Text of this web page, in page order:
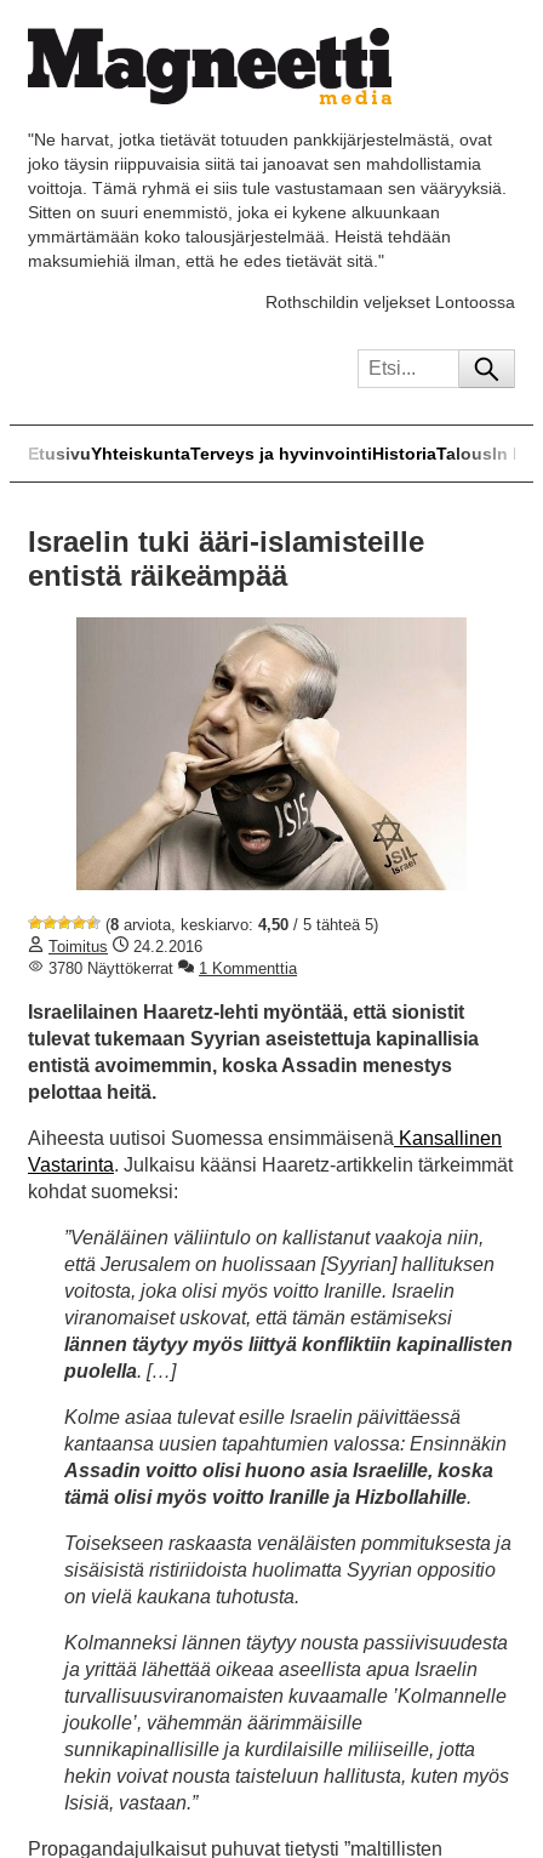
"Ne harvat, jotka tietävät totuuden pankkijärjestelmästä, ovat
joko täysin riippuvaisia siitä tai janoavat sen mahdollistamia
voittoja. Tämä ryhmä ei siis tule vastustamaan sen vääryyksiä.
Sitten on suuri enemmistö, joka ei kykene alkuunkaan
ymmärtämään koko talousjärjestelmää. Heistä tehdään
maksumiehiä ilman, että he edes tietävät sitä."
Rothschildin veljekset Lontoossa
EtusivuYhteiskuntaTerveys ja hyvinvointiHistoriaTalousIn
Israelin tuki ääri-islamisteille
entistä räikeämpää
(8 arviota, keskiarvo: 4,50 / 5 tähteä 5)
Toimitus
24.2.2016
3780 Näyttökerrat
1 Kommenttia
Israelilainen Haaretz-lehti myöntää, että sionistit
tulevat tukemaan Syyrian aseistettuja kapinallisia
entistä avoimemmin, koska Assadin menestys
pelottaa heitä.
Aiheesta uutisoi Suomessa ensimmäisenä Kansallinen
Vastarinta. Julkaisu käänsi Haaretz-artikkelin tärkeimmät
kohdat suomeksi:
”Venäläinen väliintulo on kallistanut vaakoja niin,
että Jerusalem on huolissaan [Syyrian] hallituksen
voitosta, joka olisi myös voitto Iranille. Israelin
viranomaiset uskovat, että tämän estämiseksi
lännen täytyy myös liittyä konfliktiin kapinallisten
puolella. […]
Kolme asiaa tulevat esille Israelin päivittäessä
kantaansa uusien tapahtumien valossa: Ensinnäkin
Assadin voitto olisi huono asia Israelille, koska
tämä olisi myös voitto Iranille ja Hizbollahille.
Toisekseen raskaasta venäläisten pommituksesta ja
sisäisistä ristiriidoista huolimatta Syyrian oppositio
on vielä kaukana tuhotusta.
Kolmanneksi lännen täytyy nousta passiivisuudesta
ja yrittää lähettää oikeaa aseellista apua Israelin
turvallisuusviranomaisten kuvaamalle ’Kolmannelle
joukolle’, vähemmän äärimmäisille
sunnikapinallisille ja kurdilaisille miliiseille, jotta
hekin voivat nousta taisteluun hallitusta, kuten myös
Isisiä, vastaan.”
Propagandajulkaisut puhuvat tietysti ”maltillisten